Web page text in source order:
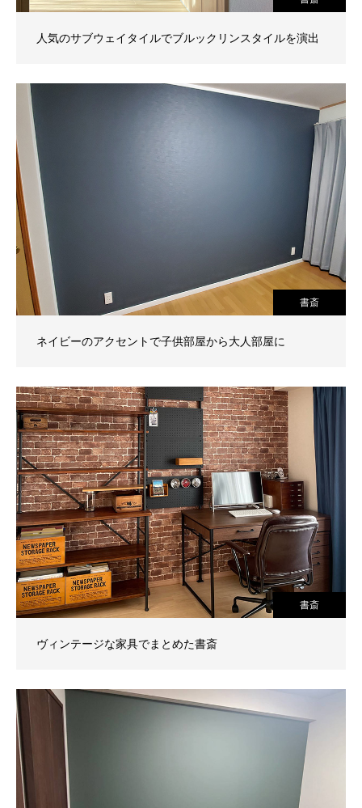
人気のサブウェイタイルでブルックリンスタイルを演出
書斎
ネイビーのアクセントで子供部屋から大人部屋に
書斎
ヴィンテージな家具でまとめた書斎